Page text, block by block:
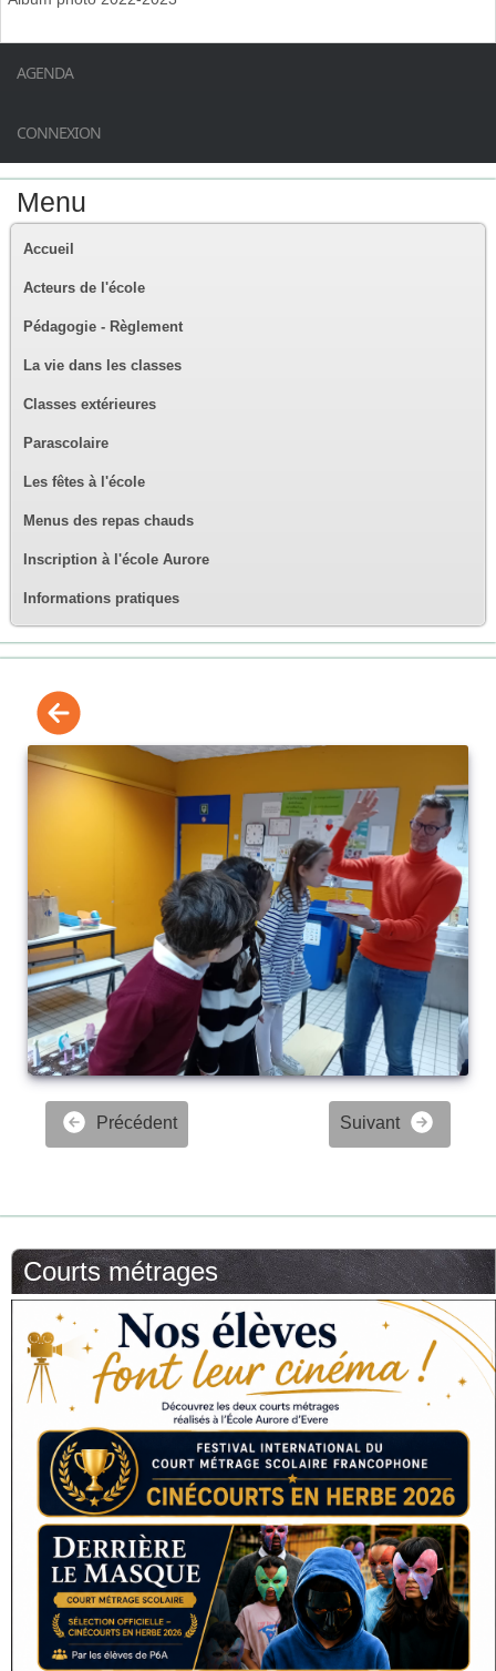
AGENDA
CONNEXION
Menu
Accueil
Acteurs de l'école
Pédagogie - Règlement
La vie dans les classes
Classes extérieures
Parascolaire
Les fêtes à l'école
Menus des repas chauds
Inscription à l'école Aurore
Informations pratiques
Précédent Suivant
Courts métrages